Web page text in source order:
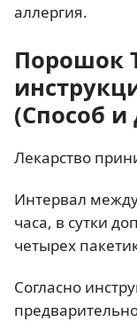
аллергия.
Порошок
(Способ и
Лекарство
Интервал
часа, в сутки
четырех
Согласно